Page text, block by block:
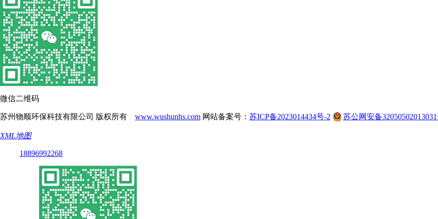
微信二维码
苏州物顺环保科技有限公司 版权所有 www.wushunhs.com 网站备案号： 苏ICP备2023014434号-2 苏公网安备
XML地图
18896992268